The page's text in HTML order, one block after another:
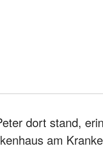
dort stand,
am